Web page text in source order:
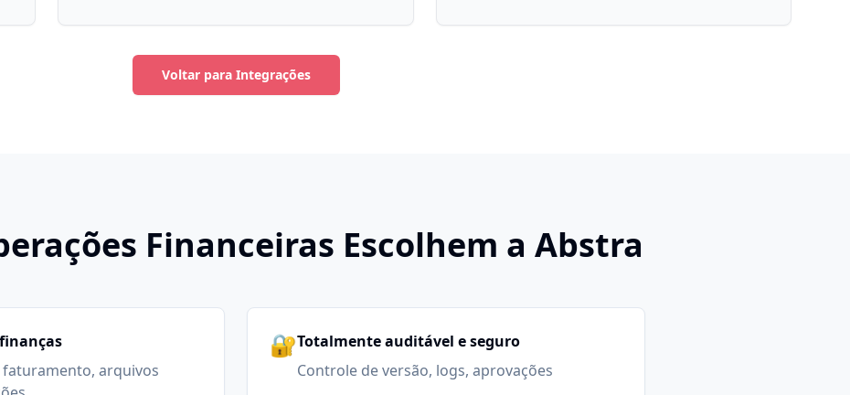
Voltar para Integrações
Financeiras Escolhem a Abstra
arquivos
🔐Totalmente auditável e seguro
Controle de versão, logs, aprovações